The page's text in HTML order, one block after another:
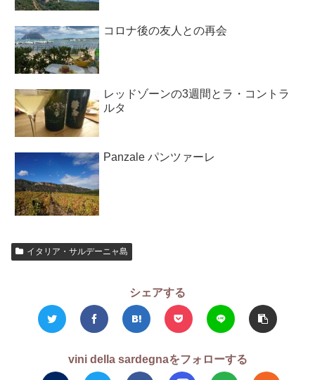
コロナ後の友人との再会
レッドゾーンの3週間とラ・コントラ
ルタ
Panzale パンツァーレ
イタリア・サルデーニャ島
シェアする
vini della sardegnaをフォローする